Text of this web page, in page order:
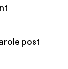
post